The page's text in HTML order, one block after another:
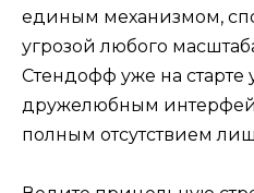
единым механизмом,
угрозой любого
Стендофф уже на старте
дружелюбным
полным отсутствием